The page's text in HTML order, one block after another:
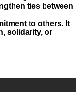
ties between
to others. It
solidarity, or